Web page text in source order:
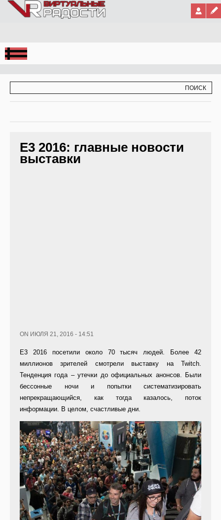
Jump to Navigation
E3 2016: главные новости
выставки
ON ИЮЛЯ 21, 2016 - 14:51
E3 2016 посетили около 70 тысяч людей. Более 42
миллионов зрителей смотрели выставку на Twitch.
Тенденция года – утечки до официальных анонсов. Были
бессонные ночи и попытки систематизировать
непрекращающийся, как тогда казалось, поток
информации. В целом, счастливые дни.